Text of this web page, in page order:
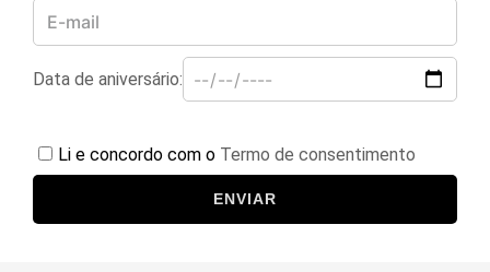
Data de aniversário:
Li e concordo com o Termo de consentimento
ENVIAR